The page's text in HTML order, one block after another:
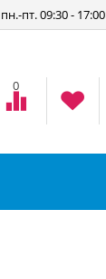
пн.-пт. 09:30 - 17:00
0